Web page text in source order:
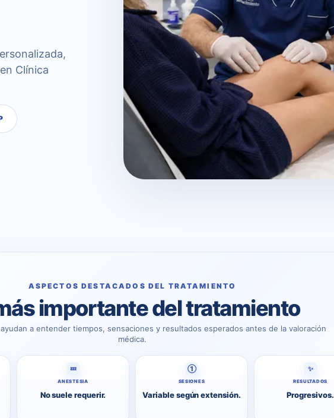
Clínica
ASPECTOS DESTACADOS DEL TRATAMIENTO
importante del tratamiento
a entender tiempos, sensaciones y resultados esperados antes de la valoración
médica.
💤
ANESTESIA
No suele requerir.
①
SESIONES
Variable según extensión.
✨
RESULTADOS
Progresivos.